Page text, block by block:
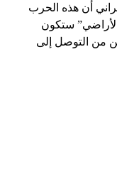
أن هذه الحرب
ستكون
من التوصل إلى